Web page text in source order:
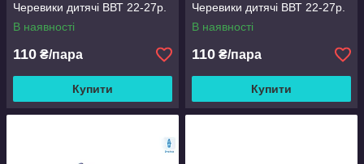
Черевики дитячі ВВТ 22-27р.
В наявності
110 ₴/пара
Купити
Черевики дитячі ВВТ 22-27р.
В наявності
110 ₴/пара
Купити